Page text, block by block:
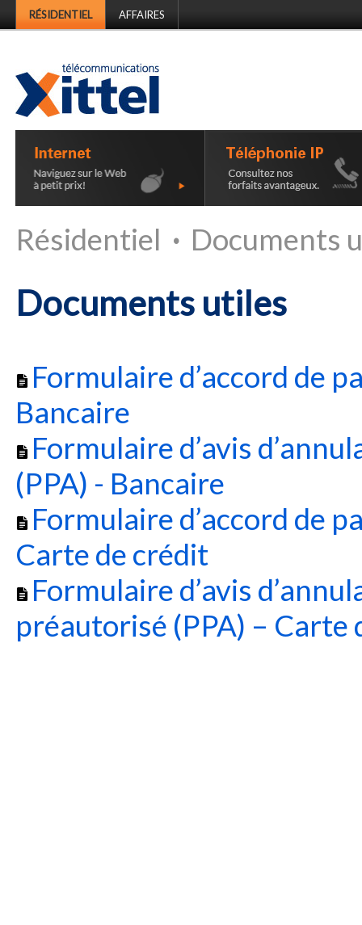
RÉSIDENTIEL AFFAIRES
Résidentiel · Documents
Documents utiles
Formulaire d’accord de
Bancaire
Formulaire d’avis
(PPA) - Bancaire
Formulaire d’accord de
Carte de crédit
Formulaire d’avis
préautorisé (PPA) – Carte